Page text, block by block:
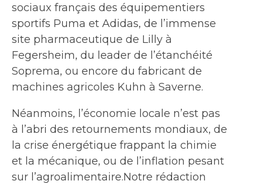
sociaux français des équipementiers
sportifs Puma et Adidas, de l’immense
site pharmaceutique de Lilly à
Fegersheim, du leader de l’étanchéité
Soprema, ou encore du fabricant de
machines agricoles Kuhn à Saverne.
Néanmoins, l’économie locale n’est pas
à l’abri des retournements mondiaux, de
la crise énergétique frappant la chimie
et la mécanique, ou de l’inflation pesant
sur l’agroalimentaire.Notre rédaction